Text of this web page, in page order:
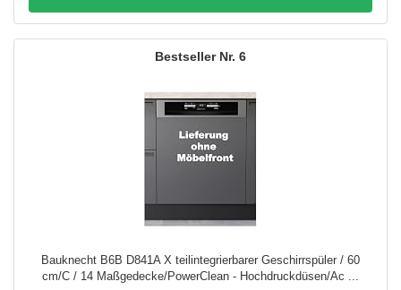
6
Bauknecht B6B D841A X teilintegrierbarer Geschirrspüler / 60
cm/C / 14 Maßgedecke/PowerClean - Hochdruckdüsen/Ac ...